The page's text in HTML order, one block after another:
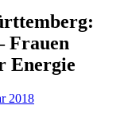
Frauen
Energie
2018